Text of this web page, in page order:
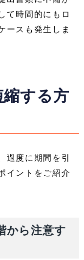
て時間的にもロ
ースも発生しま
縮する方
過度に期間を引
イントをご紹介
から注意す